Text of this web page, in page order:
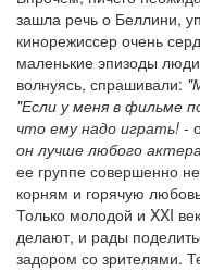
зашла речь о Беллини,
кинорежиссер очень
маленькие эпизоды
волнуясь, спрашивали:
"Если у меня в фильме
что ему надо играть! -
он лучше любого
ее группе совершенно
корням и горячую
Только молодой и XXI
делают, и рады
задором со зрителями.